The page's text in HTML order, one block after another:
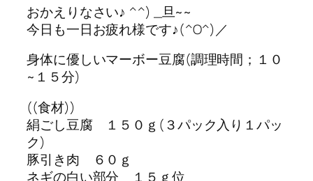
おかえりなさい♪ ^^) _旦~~
今日も一日お疲れ様です♪(^O^)／
身体に優しいマーボー豆腐(調理時間；１０
~１５分)
((食材))
絹ごし豆腐 １５０ｇ(３パック入り１パッ
ク)
豚引き肉 ６０ｇ
ネギの白い部分 １５ｇ位